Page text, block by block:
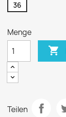
36
Menge

Teilen